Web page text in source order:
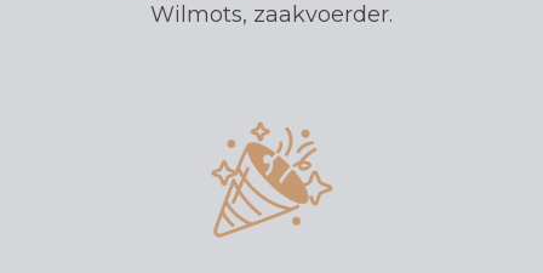
Wilmots, zaakvoerder.